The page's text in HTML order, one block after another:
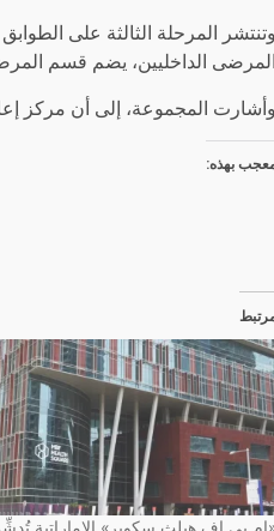
المرضى الداخليين، يضم قسم المرضى الداخليين 96 غرفة خاصة للمرضى
وأشارت المجموعة، إلى أن مركز إعادة التأهيل سيتألف من 4 غرف
بهذه: